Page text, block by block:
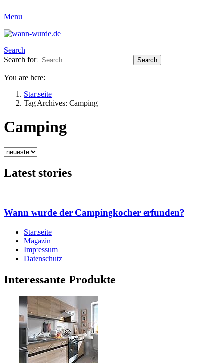
Menu
Search
Search for:
Search
You are here:
Startseite
Tag Archives: Camping
Camping
Latest stories
Wann wurde der Campingkocher erfunden?
Startseite
Magazin
Impressum
Datenschutz
Interessante Produkte